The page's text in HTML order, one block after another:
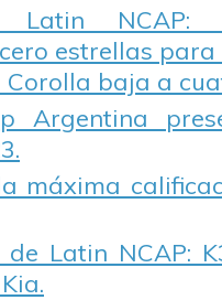
Latin NCAP:
estrellas para
Corolla baja a
Argentina
máxima
de Latin NCAP: